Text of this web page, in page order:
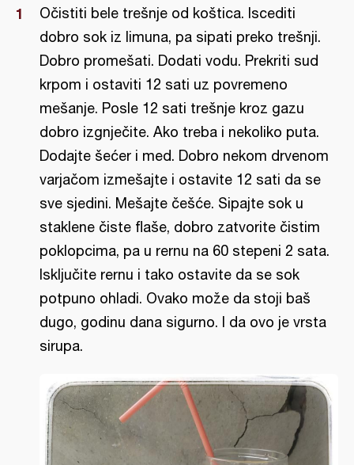
Očistiti bele trešnje od koštica. Iscediti
dobro sok iz limuna, pa sipati preko trešnji.
Dobro promešati. Dodati vodu. Prekriti sud
krpom i ostaviti 12 sati uz povremeno
mešanje. Posle 12 sati trešnje kroz gazu
dobro izgnječite. Ako treba i nekoliko puta.
Dodajte šećer i med. Dobro nekom drvenom
varjačom izmešajte i ostavite 12 sati da se
sve sjedini. Mešajte češće. Sipajte sok u
staklene čiste flaše, dobro zatvorite čistim
poklopcima, pa u rernu na 60 stepeni 2 sata.
Isključite rernu i tako ostavite da se sok
potpuno ohladi. Ovako može da stoji baš
dugo, godinu dana sigurno. I da ovo je vrsta
sirupa.